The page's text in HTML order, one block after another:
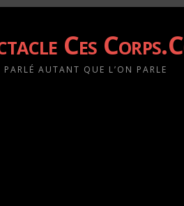
Ces
PARLÉ AUTANT QUE L’ON PARLE